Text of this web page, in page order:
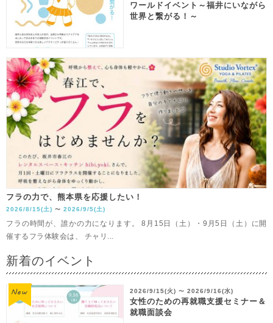
ワールドイベント～福井にいながら
世界と繋がる！～
フラの力で、熊本県を応援したい！
2026/8/15(土) 〜 2026/9/5(土)
フラの時間が、誰かの力になります。 8月15日（土）・9月5日（土）に開
催するフラ体験会は、 チャリ...
新着のイベント
2026/9/15(火) 〜 2026/9/16(水)
女性のための再就職支援セミナー＆
就職面談会